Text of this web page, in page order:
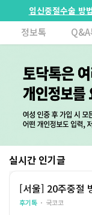
임신중절수술 방
정보톡 Q&A
실시간 인기글
[서울] 20주중절
고 느꼈어요
후기톡 국코코